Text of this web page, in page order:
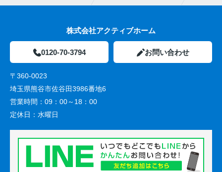
株式会社アクティブホーム
0120-70-3794 お問い合わせ
〒360-0023
埼玉県熊谷市佐谷田3986番地6
営業時間： 09：00～18：00
定休日： 水曜日